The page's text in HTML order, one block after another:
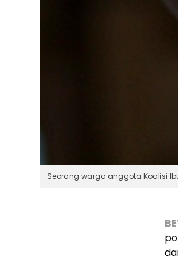
Seorang warga anggota Koalisi